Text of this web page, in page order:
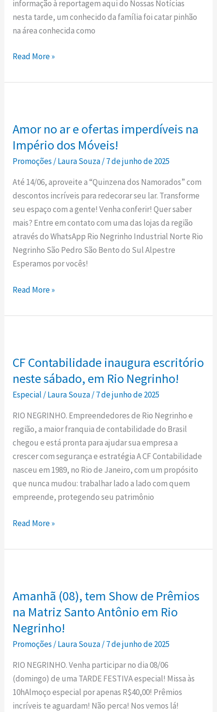
informação à reportagem aqui do Nossas Notícias
nesta tarde, um conhecido da família foi catar pinhão
na área conhecida como
Read More »
Amor no ar e ofertas imperdíveis na
Império dos Móveis!
Promoções /Laura Souza/7 de junho de 2025
Até 14/06, aproveite a “Quinzena dos Namorados” com
descontos incríveis para redecorar seu lar. Transforme
seu espaço com a gente! Venha conferir! Quer saber
mais? Entre em contato com uma das lojas da região
através do WhatsApp Rio Negrinho Industrial Norte Rio
Negrinho São Pedro São Bento do Sul Alpestre
Esperamos por vocês!
ar
e
ofertas
imperdíveis
na
Império
dos
Móveis!
Read More »
CF Contabilidade inaugura escritório
neste sábado, em Rio Negrinho!
Especial /Laura Souza/7 de junho de 2025
RIO NEGRINHO. Empreendedores de Rio Negrinho e
região, a maior franquia de contabilidade do Brasil
chegou e está pronta para ajudar sua empresa a
crescer com segurança e estratégia A CF Contabilidade
nasceu em 1989, no Rio de Janeiro, com um propósito
que nunca mudou: trabalhar lado a lado com quem
empreende, protegendo seu patrimônio
inaugura
escritório
neste
sábado,
em
Rio
Negrinho!
Read More »
Amanhã (08), tem Show de Prêmios
na Matriz Santo Antônio em Rio
Negrinho!
Promoções /Laura Souza/7 de junho de 2025
RIO NEGRINHO. Venha participar no dia 08/06
(domingo) de uma TARDE FESTIVA especial! Missa às
10hAlmoço especial por apenas R$40,00! Prêmios
incríveis te aguardam! Não perca! Nos vemos lá!
tem
Show
de
Prêmios
na
Matriz
Santo
Antônio
em